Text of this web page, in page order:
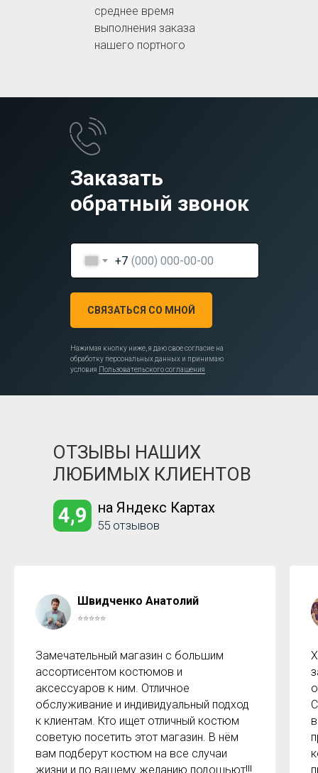
среднее время
выполнения заказа
нашего портного
Заказать
обратный звонок
+7
СВЯЗАТЬСЯ СО МНОЙ
Нажимая кнопку ниже, я даю свое согласие на
обработку персональных данных и принимаю
условия Пользовательского соглашения
55 отзывов
на Яндекс Картах
4,9
ОТЗЫВЫ НАШИХ
ЛЮБИМЫХ КЛИЕНТОВ
Швидченко Анатолий
⭐⭐⭐⭐⭐
Замечательный магазин с большим
ассортисентом костюмов и
аксессуаров к ним. Отличное
обслуживание и индивидуальный подход
к клиентам. Кто ищет отличный костюм
советую посетить этот магазин. В нём
вам подберут костюм на все случаи
жизни и по вашему желанию подошьют!!!